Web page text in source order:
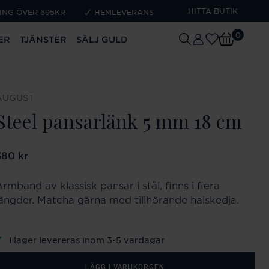
ÖVER 695KR HEMLEVERANS HITTA BUTIK
TJÄNSTER SÄLJ GULD 0
pansarlänk 5 mm 18 cm
:380 kr
kr
av klassisk pansar i stål, finns i flera
Matcha gärna med tillhörande halskedja.
I lager levereras inom 3-5 vardagar
LÄGG I VARUKORGEN